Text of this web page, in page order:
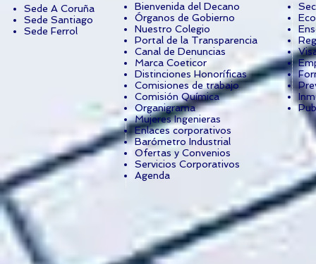
Sede A Coruña
Sede Santiago
Sede Ferrol
Bienvenida del Decano
Órganos de Gobierno
Nuestro Colegio
Portal de la Transparencia
Canal de Denuncias
Marca Coeticor
Distinciones Honoríficas
Comisiones de trabajo
Comisión Química
Organigrama
Mujeres Ingenieras
Enlaces corporativos
Barómetro Industrial
Ofertas y Convenios
Servicios Corporativos
Agenda